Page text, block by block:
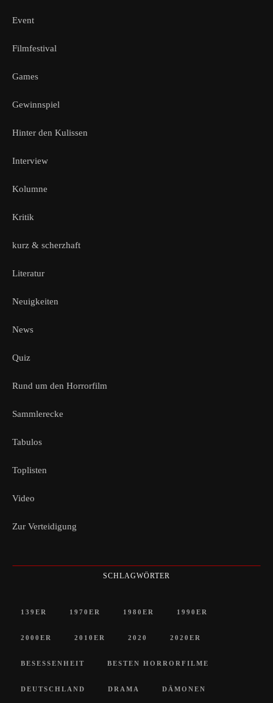
Event
Filmfestival
Games
Gewinnspiel
Hinter den Kulissen
Interview
Kolumne
Kritik
kurz & scherzhaft
Literatur
Neuigkeiten
News
Quiz
Rund um den Horrorfilm
Sammlerecke
Tabulos
Toplisten
Video
Zur Verteidigung
SCHLAGWÖRTER
139ER 1970ER 1980ER 1990ER
2000ER 2010ER 2020 2020ER
BESESSENHEIT BESTEN HORRORFILME
DEUTSCHLAND DRAMA DÄMONEN